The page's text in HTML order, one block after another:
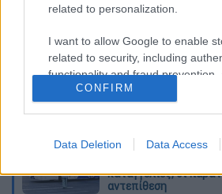
related to personalization.
I want to allow Google to enable
related to security, including
functionality and fraud prevention,
user protection.
CONFIRM
Data Deletion Data Access
λίγες ώρες - Γιατί
επιστήμονες
Σαν το τρομακτικό It:
κλόουν μαχαίρωσε
«Πόλεμος» για τους
καταγγελίες, οι
αντεπίθεση